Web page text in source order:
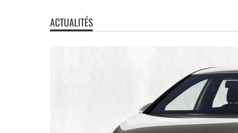
ACTUALITÉS